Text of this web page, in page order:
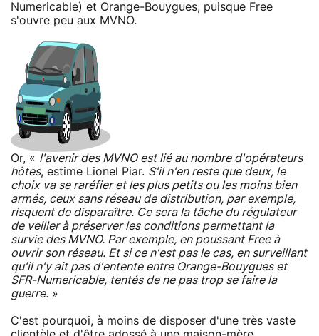
Numericable) et Orange-Bouygues, puisque Free
s'ouvre peu aux MVNO.
Or, « l'avenir des MVNO est lié au nombre d'opérateurs
hôtes, estime Lionel Piar. S'il n'en reste que deux, le
choix va se raréfier et les plus petits ou les moins bien
armés, ceux sans réseau de distribution, par exemple,
risquent de disparaître. Ce sera la tâche du régulateur
de veiller à préserver les conditions permettant la
survie des MVNO. Par exemple, en poussant Free à
ouvrir son réseau. Et si ce n'est pas le cas, en surveillant
qu'il n'y ait pas d'entente entre Orange-Bouygues et
SFR-Numericable, tentés de ne pas trop se faire la
guerre. »
C'est pourquoi, à moins de disposer d'une très vaste